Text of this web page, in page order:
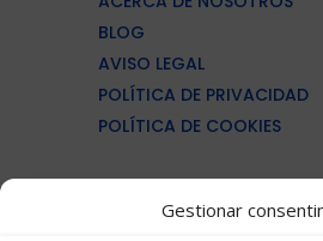
Gestionar
BLOG
AVISO LEGAL
POLÍTICA DE PRIVACIDAD
POLÍTICA DE COOKIES
MAQUINARÍA PROCESADO